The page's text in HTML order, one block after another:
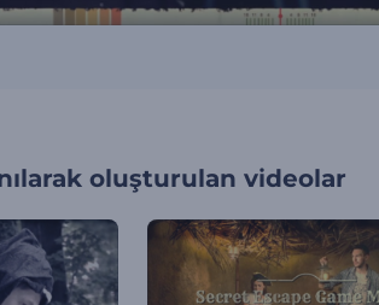
oluşturulan videolar